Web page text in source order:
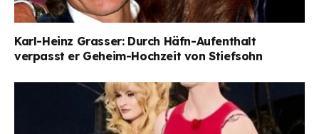
Karl-Heinz Grasser: Durch Häfn-Aufenthalt
verpasst er Geheim-Hochzeit von Stiefsohn